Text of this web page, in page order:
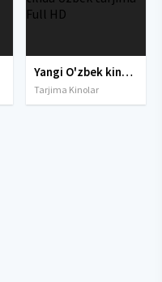
Yangi O'zbek kinolar 2010-2011-2012-2013-2014-2015-2016-2017-2018-2019-2020-2021-2022-2023-2024-2025 O'zbek tilida Uzbek tarjima Full HD
Tarjima Kinolar